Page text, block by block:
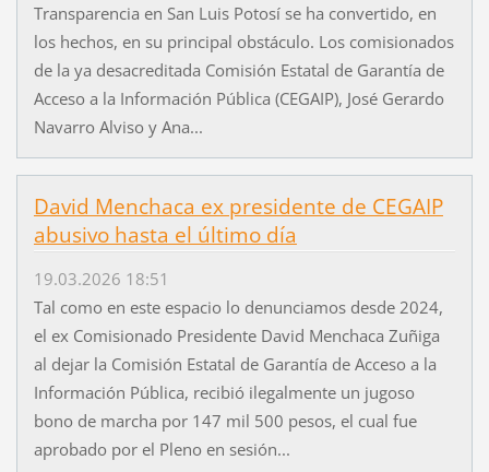
Transparencia en San Luis Potosí se ha convertido, en
los hechos, en su principal obstáculo. Los comisionados
de la ya desacreditada Comisión Estatal de Garantía de
Acceso a la Información Pública (CEGAIP), José Gerardo
Navarro Alviso y Ana...
David Menchaca ex presidente de CEGAIP
abusivo hasta el último día
19.03.2026 18:51
Tal como en este espacio lo denunciamos desde 2024,
el ex Comisionado Presidente David Menchaca Zuñiga
al dejar la Comisión Estatal de Garantía de Acceso a la
Información Pública, recibió ilegalmente un jugoso
bono de marcha por 147 mil 500 pesos, el cual fue
aprobado por el Pleno en sesión...